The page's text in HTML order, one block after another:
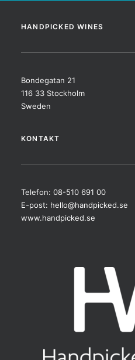
HANDPICKED WINES
Bondegatan 21
116 33 Stockholm
Sweden
KONTAKT
Telefon: 08-510 691 00
E-post: hello@handpicked.se
www.handpicked.se